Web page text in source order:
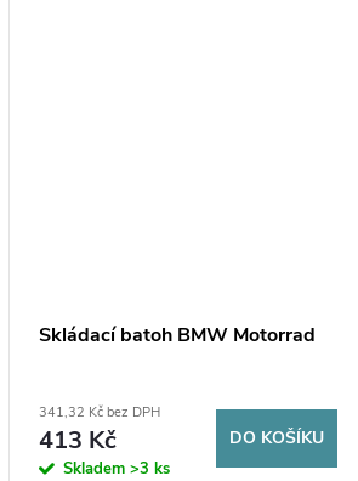
Skládací batoh BMW Motorrad
341,32 Kč bez DPH
413 Kč
Skladem>3 ks
DO KOŠÍKU